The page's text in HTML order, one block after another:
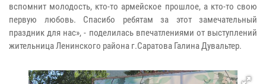
вспомнит молодость, кто-то армейское прошлое, а кто-то свою
первую любовь. Спасибо ребятам за этот замечательный
праздник для нас», - поделилась впечатлениями от выступлений
жительница Ленинского района г.Саратова Галина Дувальтер.